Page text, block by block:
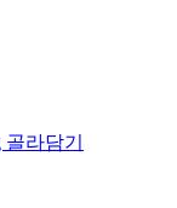
골라담기